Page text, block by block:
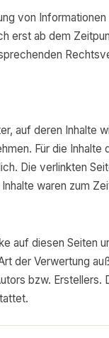
von
erst ab dem
auf deren Inhalte
Für die
Die verlinkten
waren zum
auf diesen Seiten
der Verwertung
bzw. Erstellers.